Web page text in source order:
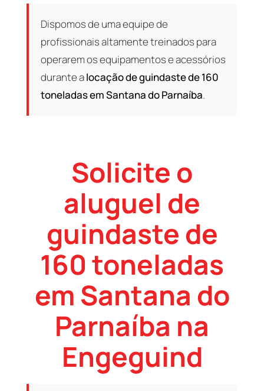
Dispomos de uma equipe de
profissionais altamente treinados para
operarem os equipamentos e acessórios
durante alocação de guindaste de 160
toneladas em Santana do Parnaíba.
Solicite o
aluguel de
guindaste de
160 toneladas
em Santana do
Parnaíba na
Engeguind